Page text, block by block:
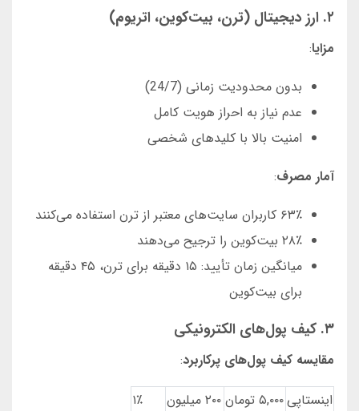
۲. ارز دیجیتال (ترن، بیت‌کوین، اتریوم)
مزایا:
بدون محدودیت زمانی (24/7)
عدم نیاز به احراز هویت کامل
امنیت بالا با کلیدهای شخصی
آمار مصرف:
۶۳٪ کاربران سایت‌های معتبر از ترن استفاده می‌کنند
۲۸٪ بیت‌کوین را ترجیح می‌دهند
میانگین زمان تأیید: ۱۵ دقیقه برای ترن، ۴۵ دقیقه
برای بیت‌کوین
۳. کیف پول‌های الکترونیکی
مقایسه کیف پول‌های پرکاربرد:
اینستاپی۵,۰۰۰ تومان ۲۰۰ میلیون
۱٪